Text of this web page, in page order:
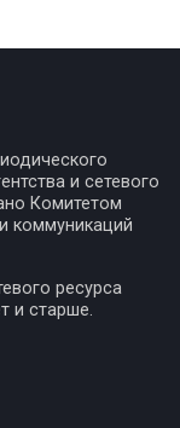
и сетевого
Комитетом
коммуникаций
ресурса
и старше.